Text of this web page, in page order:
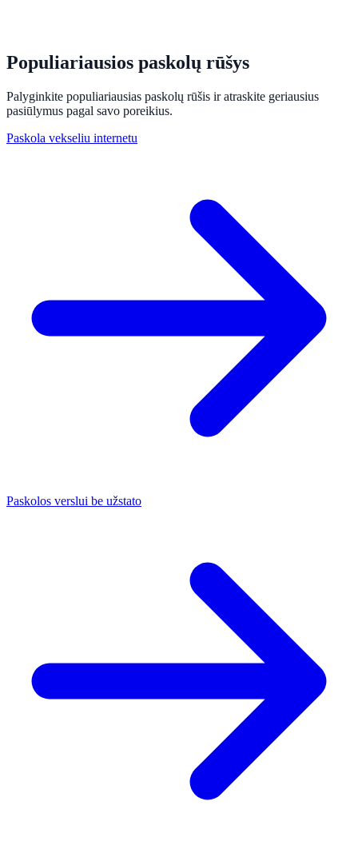
Populiariausios paskolų rūšys
Palyginkite populiariausias paskolų rūšis ir atraskite geriausius
pasiūlymus pagal savo poreikius.
Paskola vekseliu internetu
Paskolos verslui be užstato